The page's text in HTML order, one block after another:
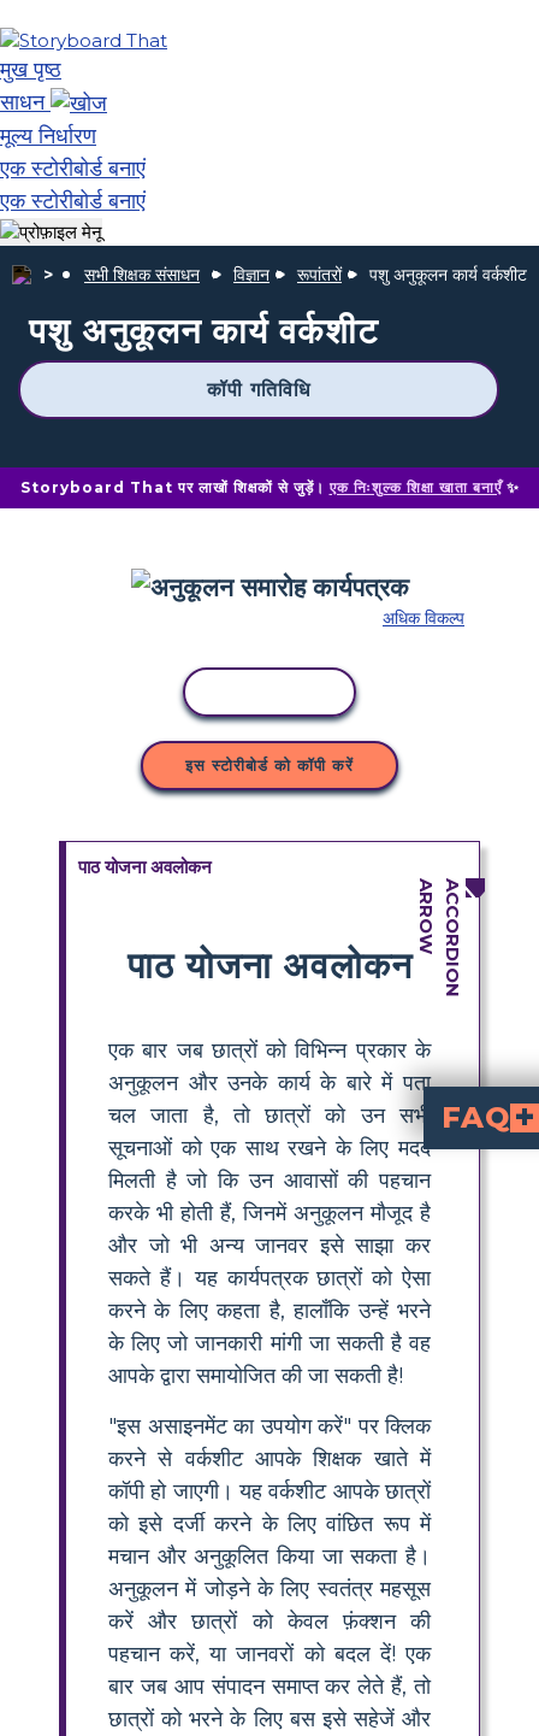
मुख पृष्ठ
साधन
मूल्य निर्धारण
एक स्टोरीबोर्ड बनाएं
एक स्टोरीबोर्ड बनाएं
सभी शिक्षक संसाधन विज्ञान रूपांतरों पशु अनुकूलन कार्य वर्कशीट
पशु अनुकूलन कार्य वर्कशीट
कॉपी गतिविधि
Storyboard That पर लाखों शिक्षकों से जुड़ें। एक निःशुल्क शिक्षा खाता बनाएँ✨
अधिक विकल्प
इस स्टोरीबोर्ड को कॉपी करें
पाठ योजना अवलोकन
पाठ योजना अवलोकन
एक बार जब छात्रों को विभिन्न प्रकार के
अनुकूलन और उनके कार्य के बारे में पता
चल जाता है, तो छात्रों को उन सभी
सूचनाओं को एक साथ रखने के लिए मदद
मिलती है जो कि उन आवासों की पहचान
करके भी होती हैं, जिनमें अनुकूलन मौजूद है
और जो भी अन्य जानवर इसे साझा कर
सकते हैं। यह कार्यपत्रक छात्रों को ऐसा
करने के लिए कहता है, हालाँकि उन्हें भरने
के लिए जो जानकारी मांगी जा सकती है वह
आपके द्वारा समायोजित की जा सकती है!
"इस असाइनमेंट का उपयोग करें" पर क्लिक
करने से वर्कशीट आपके शिक्षक खाते में
कॉपी हो जाएगी। यह वर्कशीट आपके छात्रों
को इसे दर्जी करने के लिए वांछित रूप में
मचान और अनुकूलित किया जा सकता है।
अनुकूलन में जोड़ने के लिए स्वतंत्र महसूस
करें और छात्रों को केवल फ़ंक्शन की
पहचान करें, या जानवरों को बदल दें! एक
बार जब आप संपादन समाप्त कर लेते हैं, तो
छात्रों को भरने के लिए बस इसे सहेजें और
FAQ